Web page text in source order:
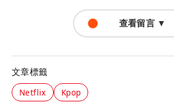
查看留言 ▼
文章標籤
Netflix Kpop